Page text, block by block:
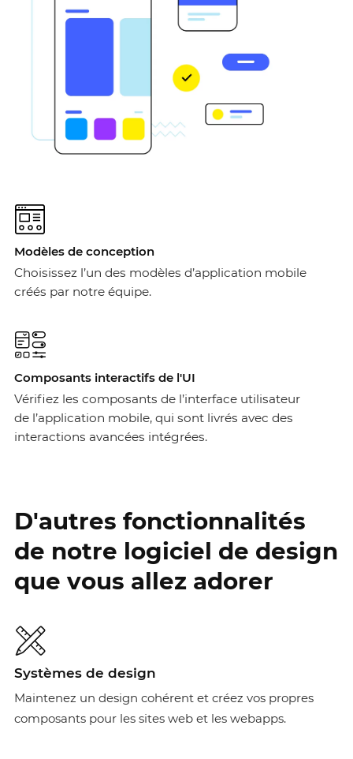
Modèles de conception
Choisissez l’un des modèles d’application mobile
créés par notre équipe.
Composants interactifs de l'UI
Vérifiez les composants de l’interface utilisateur
de l’application mobile, qui sont livrés avec des
interactions avancées intégrées.
D'autres fonctionnalités
de notre logiciel de design
que vous allez adorer
Systèmes de design
Maintenez un design cohérent et créez vos propres
composants pour les sites web et les webapps.